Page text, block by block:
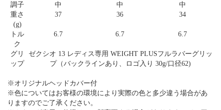
調子 中 中
中
重さ
(g)
37 36 34
トル
ク
6.7 6.7 6.7
グリ
ップ
ゼクシオ 13 レディス専用 WEIGHT PLUSフルラバーグリッ
プ（バックラインあり、ロゴ入り 30g/口径62)
※オリジナルヘッドカバー付
※色についてはお客様の環境により実際の色と多少違う場合があ
りますのでご了承ください。